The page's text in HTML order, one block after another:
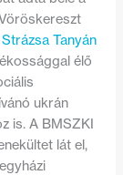
Strázsa Tanyán
élő
ukrán
is. A BMSZKI
lát el,